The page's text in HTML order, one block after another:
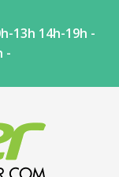
13h 14h-19h -
-